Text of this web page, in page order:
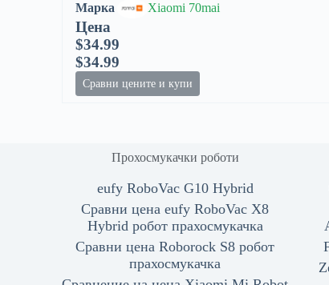
Марка
Xiaomi 70mai
Цена
$34.99
$34.99
Сравни цените и купи
Прохосмукачки роботи
eufy RoboVac G10 Hybrid
Сравни цена eufy RoboVac X8
Hybrid робот прахосмукачка
Сравни цена Roborock S8 робот
прахосмукачка